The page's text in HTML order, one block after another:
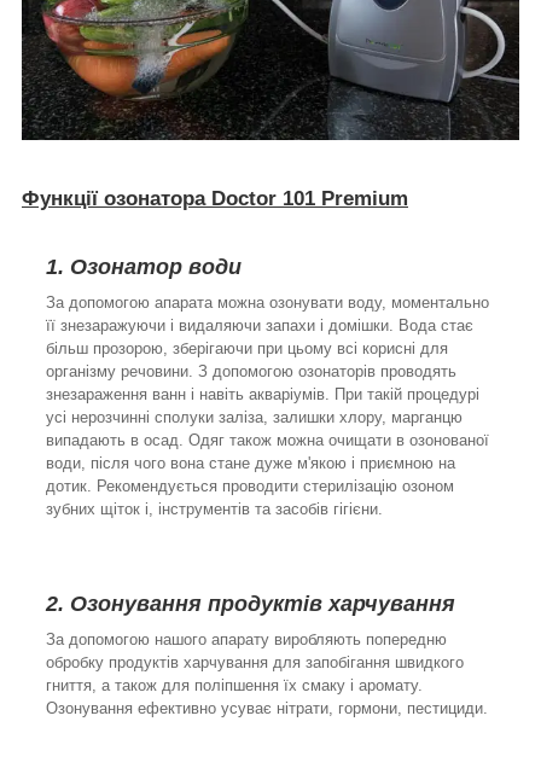
Функції озонатора Doctor 101 Premium
1. Озонатор води
За допомогою апарата можна озонувати воду, моментально
її знезаражуючи і видаляючи запахи і домішки. Вода стає
більш прозорою, зберігаючи при цьому всі корисні для
організму речовини. З допомогою озонаторів проводять
знезараження ванн і навіть акваріумів. При такій процедурі
усі нерозчинні сполуки заліза, залишки хлору, марганцю
випадають в осад. Одяг також можна очищати в озонованої
води, після чого вона стане дуже м'якою і приємною на
дотик. Рекомендується проводити стерилізацію озоном
зубних щіток і, інструментів та засобів гігієни.
2. Озонування продуктів харчування
За допомогою нашого апарату виробляють попередню
обробку продуктів харчування для запобігання швидкого
гниття, а також для поліпшення їх смаку і аромату.
Озонування ефективно усуває нітрати, гормони, пестициди.